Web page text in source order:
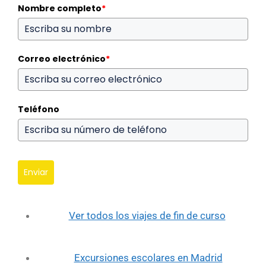
Nombre completo*
Correo electrónico*
Teléfono
Enviar
Ver todos los viajes de fin de curso
Excursiones escolares en Madrid